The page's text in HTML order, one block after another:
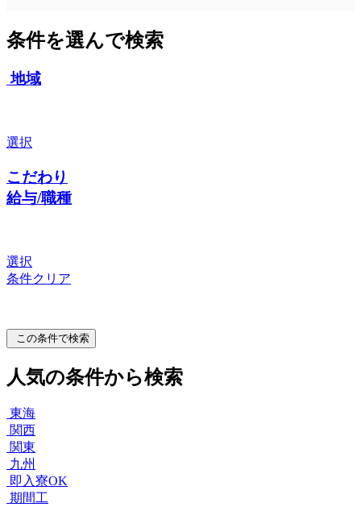
条件を選んで検索
地域
選択
こだわり
給与/職種
選択
条件クリア
この条件で検索
人気の条件から検索
東海
関西
関東
九州
即入寮OK
期間工